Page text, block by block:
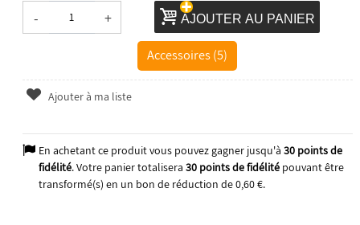
- + AJOUTER AU PANIER
Accessoires (5)
Ajouter à ma liste
En achetant ce produit vous pouvez gagner jusqu'à 30points de
fidélité. Votre panier totalisera 30points de fidélitépouvant être
transformé(s) en un bon de réduction de0,60 €.
2026